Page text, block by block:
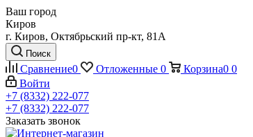
Ваш город
Киров
г. Киров, Октябрьский пр-кт, 81А
Поиск
Сравнение0 Отложенные 0 Корзина0 0
Войти
+7 (8332) 222-077
+7 (8332) 222-077
Заказать звонок